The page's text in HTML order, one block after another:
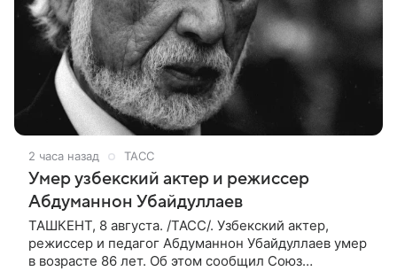
2 часа назад ТАСС
Умер узбекский актер и режиссер
Абдуманнон Убайдуллаев
ТАШКЕНТ, 8 августа. /ТАСС/. Узбекский актер,
режиссер и педагог Абдуманнон Убайдуллаев умер
в возрасте 86 лет. Об этом сообщил Союз